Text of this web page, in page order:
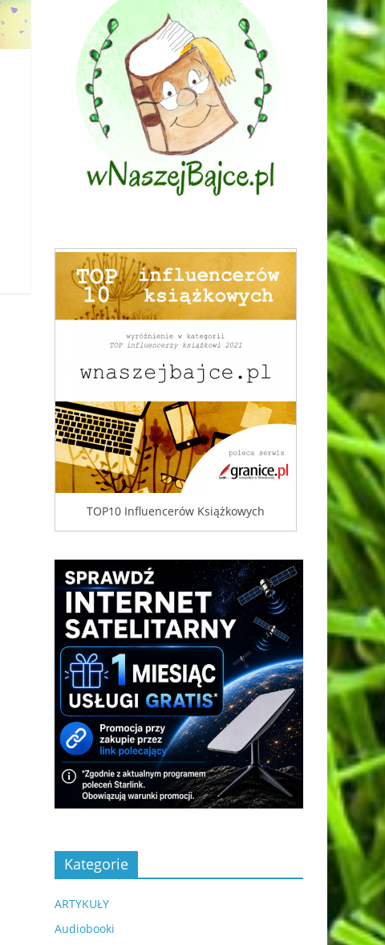
TOP10 Influencerów Książkowych
Kategorie
ARTYKUŁY
Audiobooki